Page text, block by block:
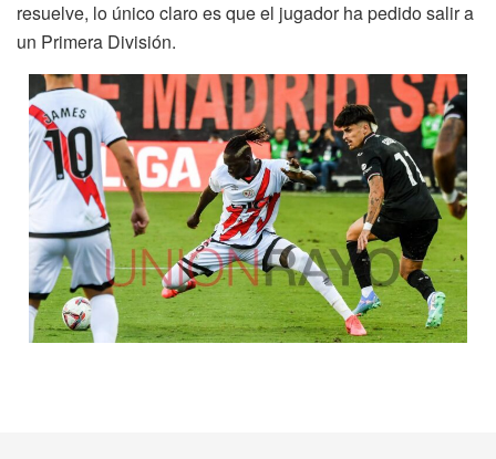
resuelve, lo único claro es que el jugador ha pedido salir a
un Primera División.